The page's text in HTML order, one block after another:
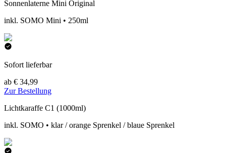
Sonnenlaterne Mini Original
inkl. SOMO Mini • 250ml
Sofort lieferbar
ab € 34,99
Zur Bestellung
Lichtkaraffe C1 (1000ml)
inkl. SOMO • klar / orange Sprenkel / blaue Sprenkel